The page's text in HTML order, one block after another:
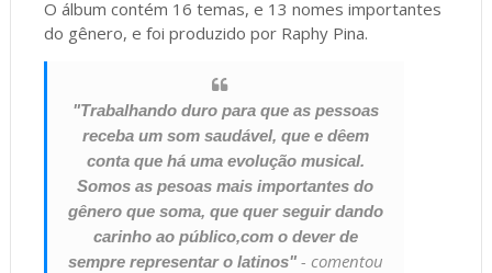
O álbum contém 16 temas, e 13 nomes importantes
do gênero, e foi produzido por Raphy Pina.
"Trabalhando duro para que as pessoas
receba um som saudável, que e dêem
conta que há uma evolução musical.
Somos as pesoas mais importantes do
gênero que soma, que quer seguir dando
carinho ao público,com o dever de
sempre representar o latinos" - comentou